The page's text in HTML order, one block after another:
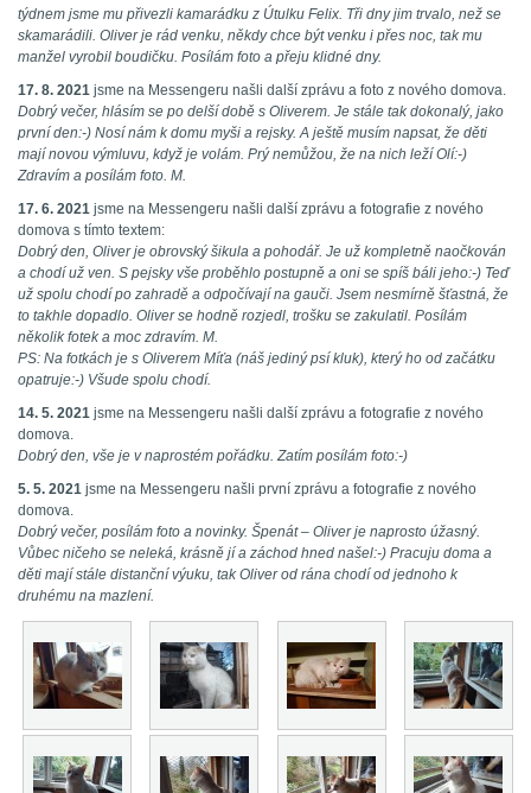
týdnem jsme mu přivezli kamarádku z Útulku Felix. Tři dny jim trvalo, než se
skamarádili. Oliver je rád venku, někdy chce být venku i přes noc, tak mu
manžel vyrobil boudičku. Posílám foto a přeju klidné dny.
17. 8. 2021 jsme na Messengeru našli další zprávu a foto z nového domova.
Dobrý večer, hlásím se po delší době s Oliverem. Je stále tak dokonalý, jako
první den:-) Nosí nám k domu myši a rejsky. A ještě musím napsat, že děti
mají novou výmluvu, když je volám. Prý nemůžou, že na nich leží Olí:-)
Zdravím a posílám foto. M.
17. 6. 2021 jsme na Messengeru našli další zprávu a fotografie z nového
domova s tímto textem:
Dobrý den, Oliver je obrovský šikula a pohodář. Je už kompletně naočkován
a chodí už ven. S pejsky vše proběhlo postupně a oni se spíš báli jeho:-) Teď
už spolu chodí po zahradě a odpočívají na gauči. Jsem nesmírně šťastná, že
to takhle dopadlo. Oliver se hodně rozjedl, trošku se zakulatil. Posílám
několik fotek a moc zdravím. M.
PS: Na fotkách je s Oliverem Míťa (náš jediný psí kluk), který ho od začátku
opatruje:-) Všude spolu chodí.
14. 5. 2021 jsme na Messengeru našli další zprávu a fotografie z nového
domova.
Dobrý den, vše je v naprostém pořádku. Zatím posílám foto:-)
5. 5. 2021 jsme na Messengeru našli první zprávu a fotografie z nového
domova.
Dobrý večer, posílám foto a novinky. Špenát – Oliver je naprosto úžasný.
Vůbec ničeho se neleká, krásně jí a záchod hned našel:-) Pracuju doma a
děti mají stále distanční výuku, tak Oliver od rána chodí od jednoho k
druhému na mazlení.